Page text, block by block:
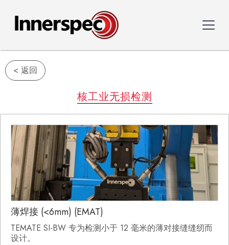
< 返回
核工业无损检测
薄焊接 (<6mm) (EMAT)
TEMATE SI-BW 专为检测小于 12 毫米的薄对接缝缝纫而
设计。